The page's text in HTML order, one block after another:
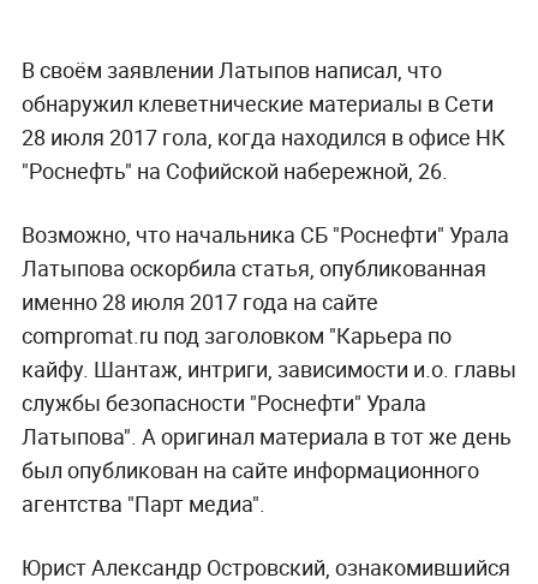
В своём заявлении Латыпов написал, что
обнаружил клеветнические материалы в Сети
28 июля 2017 гола, когда находился в офисе НК
"Роснефть" на Софийской набережной, 26.
Возможно, что начальника СБ "Роснефти" Урала
Латыпова оскорбила статья, опубликованная
именно 28 июля 2017 года на сайте
compromat.ru под заголовком "Карьера по
кайфу. Шантаж, интриги, зависимости и.о. главы
службы безопасности "Роснефти" Урала
Латыпова". А оригинал материала в тот же день
был опубликован на сайте информационного
агентства "Парт медиа".
Юрист Александр Островский, ознакомившийся